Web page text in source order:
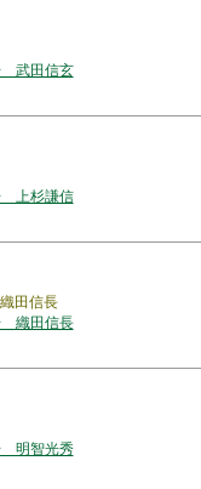
武田信玄
上杉謙信
田信長
織田信長
明智光秀